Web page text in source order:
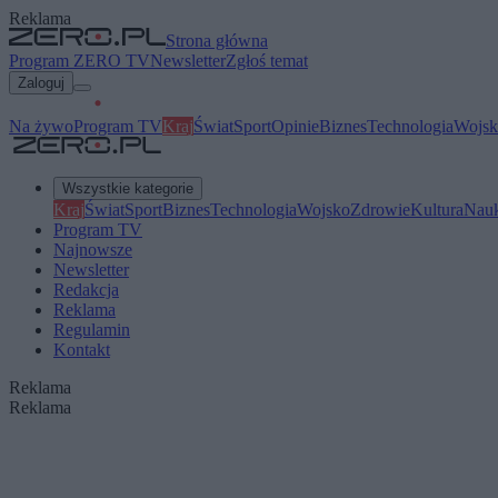
Reklama
Strona główna
Program ZERO TVNewsletterZgłoś temat
Zaloguj
Na żywoProgram TVKrajŚwiatSportOpinieBiznesTechnologia
Wszystkie kategorie
KrajŚwiatSportBiznesTechnologiaWojskoZdrowieKultura
Program TV
Najnowsze
Newsletter
Redakcja
Reklama
Regulamin
Kontakt
Reklama
Reklama